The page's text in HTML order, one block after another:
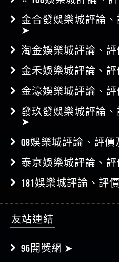
金合發娛樂城評論
➤
淘金娛樂城評論、
金禾娛樂城評論、
金濠娛樂城評論、
發玖發娛樂城評論
➤
Q8娛樂城評論、評
泰京娛樂城評論、
181娛樂城評論、評
友站連結
96開獎網 ➤